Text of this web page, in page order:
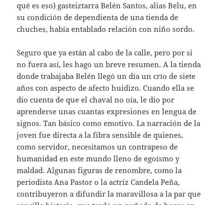
qué es eso) gasteiztarra Belén Santos, alias Belu, en
su condición de dependienta de una tienda de
chuches, había entablado relación con niño sordo.
Seguro que ya están al cabo de la calle, pero por si
no fuera así, les hago un breve resumen. A la tienda
donde trabajaba Belén llegó un día un crío de siete
años con aspecto de afecto huidizo. Cuando ella se
dio cuenta de que el chaval no oía, le dio por
aprenderse unas cuantas expresiones en lengua de
signos. Tan básico como emotivo. La narración de la
joven fue directa a la fibra sensible de quienes,
como servidor, necesitamos un contrapeso de
humanidad en este mundo lleno de egoísmo y
maldad. Algunas figuras de renombre, como la
periodista Ana Pastor o la actriz Candela Peña,
contribuyeron a difundir la maravillosa a la par que